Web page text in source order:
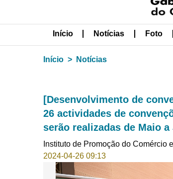
Início Notícias Foto
Início Notícias
[Desenvolvimento de
26 actividades de
serão realizadas de Maio a
Instituto de Promoção do Comércio
2024-04-26 09:13